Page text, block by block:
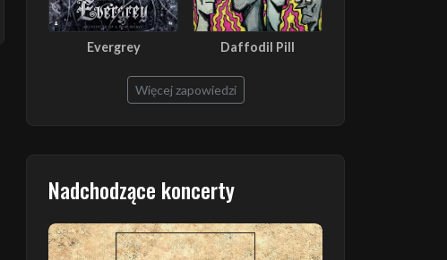
Evergrey Daffodil Pill
Więcej zapowiedzi
Nadchodzące koncerty